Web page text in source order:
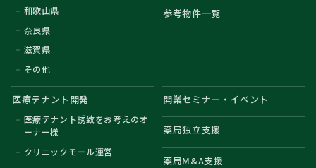
和歌山県
奈良県
滋賀県
その他
参考物件一覧
医療テナント開発
医療テナント誘致をお考えのオ
ーナー様
クリニックモール運営
開業セミナー・イベント
薬局独立支援
薬局M&A支援